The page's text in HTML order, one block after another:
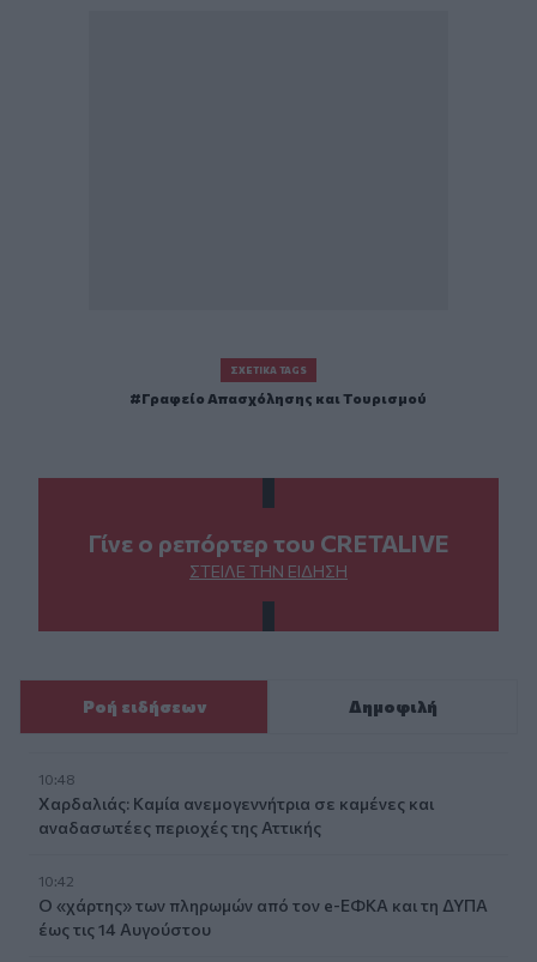
ΣΧΕΤΙΚΆ TAGS
Γραφείο Απασχόλησης και Τουρισμού
Γίνε ο ρεπόρτερ του CRETALIVE
ΣΤΕΊΛΕ ΤΗΝ ΕΊΔΗΣΗ
Ροή ειδήσεων Δημοφιλή
10:48
Χαρδαλιάς: Καμία ανεμογεννήτρια σε καμένες και
αναδασωτέες περιοχές της Αττικής
10:42
Ο «χάρτης» των πληρωμών από τον e-ΕΦΚΑ και τη ΔΥΠΑ
έως τις 14 Αυγούστου